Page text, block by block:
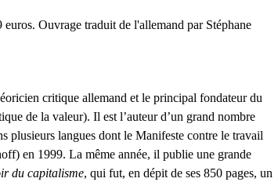
Ouvrage traduit de l'allemand par Stéphane
critique allemand et le principal fondateur du
de la valeur). Il est l’auteur d’un grand nombre
plusieurs langues dont le Manifeste contre le travail
en 1999. La même année, il publie une grande
du capitalisme, qui fut, en dépit de ses 850 pages, un